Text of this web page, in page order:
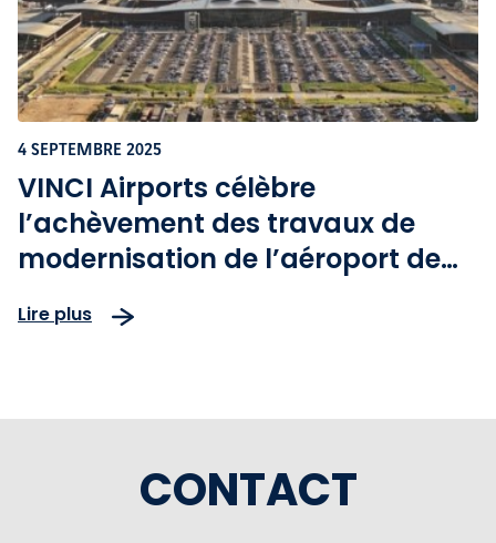
4 SEPTEMBRE 2025
VINCI Airports célèbre
l’achèvement des travaux de
modernisation de l’aéroport de
Lire plus
CONTACT